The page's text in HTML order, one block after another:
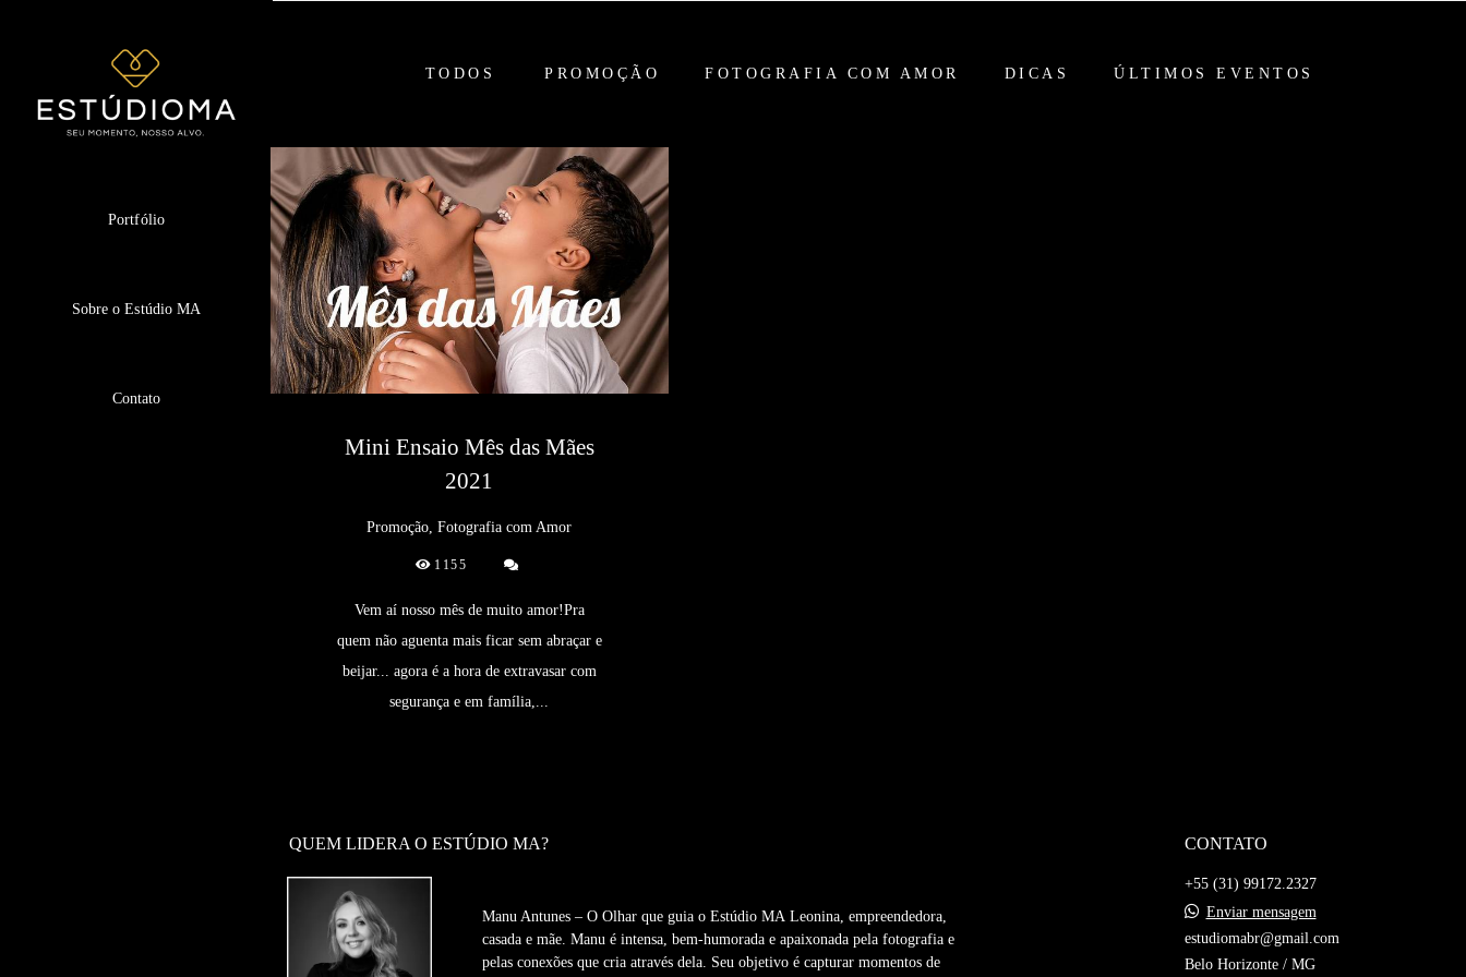
Portfólio
Sobre o Estúdio MA
Contato
TODOS PROMOÇÃO FOTOGRAFIA COM AMOR DICAS ÚLTIMOS EVENTOS
Mini Ensaio Mês das Mães
2021
Promoção, Fotografia com Amor
1155
Vem aí nosso mês de muito amor!Pra
quem não aguenta mais ficar sem abraçar e
beijar... agora é a hora de extravasar com
segurança e em família,...
QUEM LIDERA O ESTÚDIO MA?
Manu Antunes – O Olhar que guia o Estúdio MA Leonina, empreendedora,
casada e mãe. Manu é intensa, bem-humorada e apaixonada pela fotografia e
pelas conexões que cria através dela. Seu objetivo é capturar momentos de
CONTATO
+55 (31) 99172.2327
Enviar mensagem
estudiomabr@gmail.com
Belo Horizonte / MG